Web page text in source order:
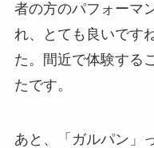
者の方のパフォーマ
れ、とても良いです
た。間近で体験する
たです。
あと、「ガルパン」